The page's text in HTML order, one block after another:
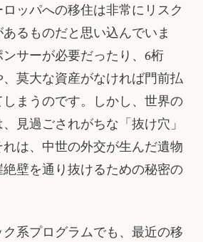
ッパへの移住は非常にリスク
るものだと思い込んでいま
サーが必要だったり、6桁
、莫大な資産がなければ門前払
まうのです。しかし、世界の
見過ごされがちな「抜け穴」
は、中世の外交が生んだ遺物
壁を通り抜けるための秘密の
系プログラムでも、最近の移